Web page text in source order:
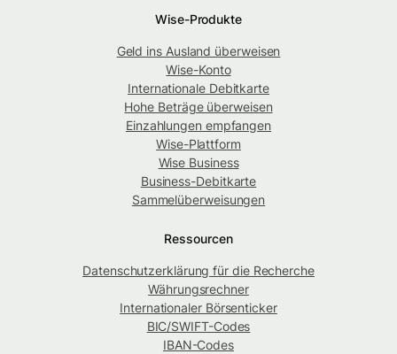
Wise-Produkte
Geld ins Ausland überweisen
Wise-Konto
Internationale Debitkarte
Hohe Beträge überweisen
Einzahlungen empfangen
Wise-Plattform
Wise Business
Business-Debitkarte
Sammelüberweisungen
Ressourcen
Datenschutzerklärung für die Recherche
Währungsrechner
Internationaler Börsenticker
BIC/SWIFT-Codes
IBAN-Codes